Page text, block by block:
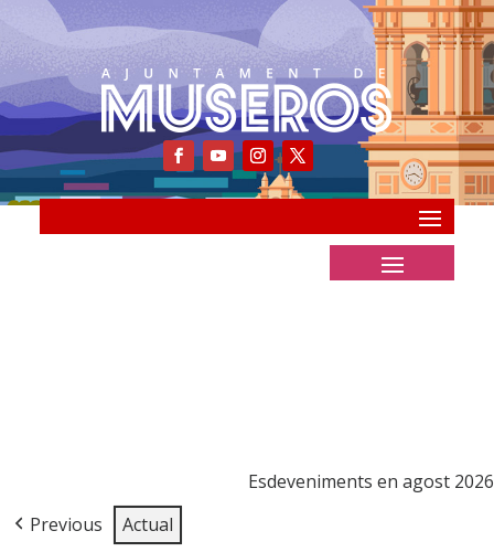
Esdeveniments en agost 2026
Previous
Actual